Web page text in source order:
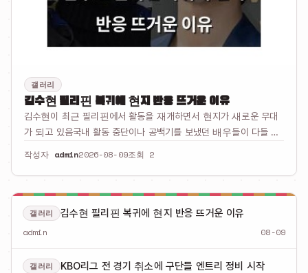
갤러리
김수현 필리핀 복귀에 현지 반응 뜨거운 이유
김수현이 최근 필리핀에서 활동을 재개하면서 현지가 새로운 무대
가 되고 있음국내 활동 중단이나 공백기를 보냈던 배우들이 다들 필
는데 그게 더 커졌…
작성자 admin2026-08-09조회 2
갤러리 김수현 필리핀 복귀에 현지 반응 뜨거운 이유
admin 08-09
갤러리 KBO리그 전 경기 취소에 구단들 엔트리 정비 시작